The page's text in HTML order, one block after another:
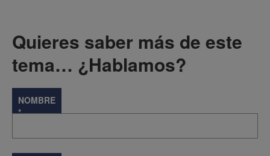
Quieres saber más de este
tema… ¿Hablamos?
NOMBRE
*